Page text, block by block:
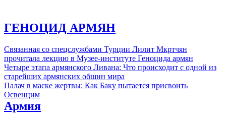
ГЕНОЦИД АРМЯН
Связанная со спецслужбами Турции Лилит Мкртчян
прочитала лекцию в Музее-институте Геноцида армян
Четыре этапа армянского Ливана: Что происходит с одной из
старейших армянских общин мира
Палач в маске жертвы: Как Баку пытается присвоить
Освенцим
Армия